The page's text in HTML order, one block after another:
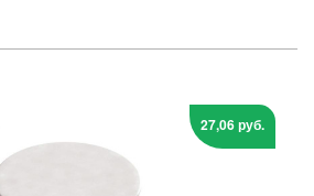
27,06 руб.